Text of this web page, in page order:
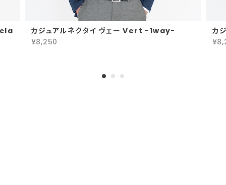
cla
カジュアルネクタイ ヴェー Vert -1way-
¥8,250
カ